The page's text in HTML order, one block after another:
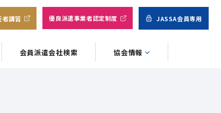
者講習 優良派遣事業者認定制度 JASSA会員専用
会員派遣会社検索 協会情報